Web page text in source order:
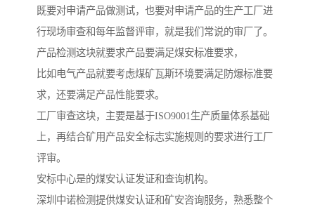
既要对申请产品做测试，也要对申请产品的生产工厂进
行现场审查和每年监督评审，就是我们常说的审厂了。
产品检测这块就要求产品要满足煤安标准要求，
比如电气产品就要考虑煤矿瓦斯环境要满足防爆标准要
求，还要满足产品性能要求。
工厂审查这块，主要是基于ISO9001生产质量体系基础
上，再结合矿用产品安全标志实施规则的要求进行工厂
评审。
安标中心是的煤安认证发证和查询机构。
深圳中诺检测提供煤安认证和矿安咨询服务，熟悉整个